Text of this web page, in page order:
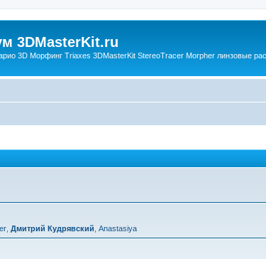
3DMasterKit.ru
3D Морфинг Triaxes 3DMasterKit StereoTracer Morpher линзовые
Дмитрий Кудрявский Anastasiya